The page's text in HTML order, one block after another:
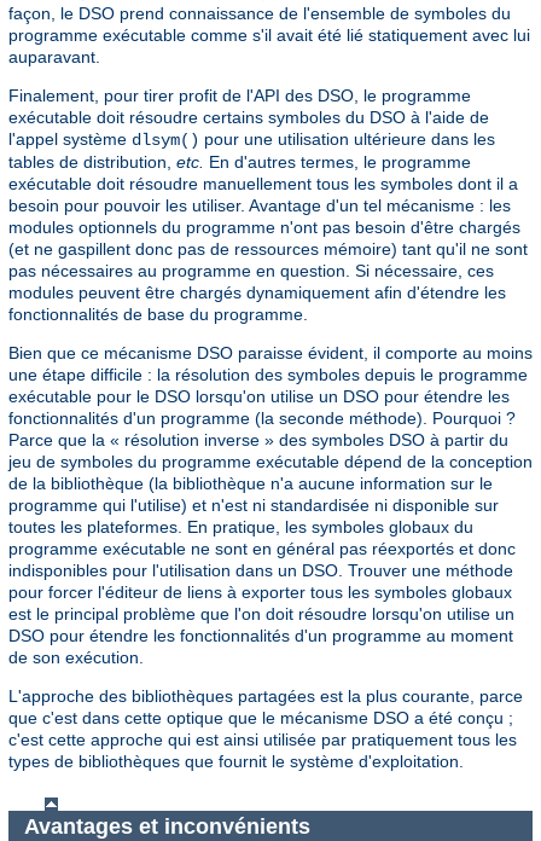
façon, le DSO prend connaissance de l'ensemble de symboles du
programme exécutable comme s'il avait été lié statiquement avec lui
auparavant.
Finalement, pour tirer profit de l'API des DSO, le programme
exécutable doit résoudre certains symboles du DSO à l'aide de
l'appel système dlsym() pour une utilisation ultérieure dans les
tables de distribution, etc. En d'autres termes, le programme
exécutable doit résoudre manuellement tous les symboles dont il a
besoin pour pouvoir les utiliser. Avantage d'un tel mécanisme : les
modules optionnels du programme n'ont pas besoin d'être chargés
(et ne gaspillent donc pas de ressources mémoire) tant qu'il ne sont
pas nécessaires au programme en question. Si nécessaire, ces
modules peuvent être chargés dynamiquement afin d'étendre les
fonctionnalités de base du programme.
Bien que ce mécanisme DSO paraisse évident, il comporte au moins
une étape difficile : la résolution des symboles depuis le programme
exécutable pour le DSO lorsqu'on utilise un DSO pour étendre les
fonctionnalités d'un programme (la seconde méthode). Pourquoi ?
Parce que la « résolution inverse » des symboles DSO à partir du
jeu de symboles du programme exécutable dépend de la conception
de la bibliothèque (la bibliothèque n'a aucune information sur le
programme qui l'utilise) et n'est ni standardisée ni disponible sur
toutes les plateformes. En pratique, les symboles globaux du
programme exécutable ne sont en général pas réexportés et donc
indisponibles pour l'utilisation dans un DSO. Trouver une méthode
pour forcer l'éditeur de liens à exporter tous les symboles globaux
est le principal problème que l'on doit résoudre lorsqu'on utilise un
DSO pour étendre les fonctionnalités d'un programme au moment
de son exécution.
L'approche des bibliothèques partagées est la plus courante, parce
que c'est dans cette optique que le mécanisme DSO a été conçu ;
c'est cette approche qui est ainsi utilisée par pratiquement tous les
types de bibliothèques que fournit le système d'exploitation.
Avantages et inconvénients